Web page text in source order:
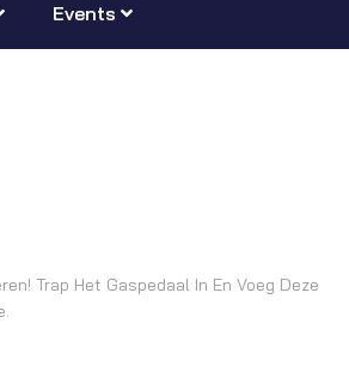
Events
Trap Het Gaspedaal In En Voeg Deze